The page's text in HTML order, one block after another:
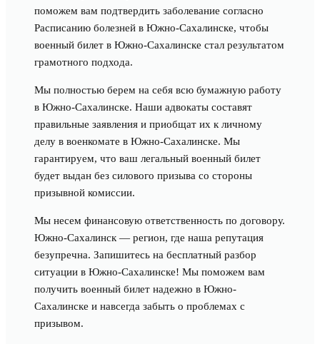
поможем вам подтвердить заболевание согласно
Расписанию болезней в Южно-Сахалинске, чтобы
военный билет в Южно-Сахалинске стал результатом
грамотного подхода.
Мы полностью берем на себя всю бумажную работу
в Южно-Сахалинске. Наши адвокаты составят
правильные заявления и приобщат их к личному
делу в военкомате в Южно-Сахалинске. Мы
гарантируем, что ваш легальный военный билет
будет выдан без силового призыва со стороны
призывной комиссии.
Мы несем финансовую ответственность по договору.
Южно-Сахалинск — регион, где наша репутация
безупречна. Запишитесь на бесплатный разбор
ситуации в Южно-Сахалинске! Мы поможем вам
получить военный билет надежно в Южно-
Сахалинске и навсегда забыть о проблемах с
призывом.